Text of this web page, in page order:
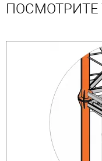
ПОСМОТРИТЕ